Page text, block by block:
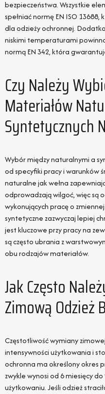
bezpieczeństwa. Wszystkie
spełniać normę EN ISO
dla odzieży ochronnej.
niskimi temperaturami
normą EN 342, która
Czy Należy
Materiałów
Syntetycznych
Wybór między naturalnymi a
od specyfiki pracy i warunków
naturalne jak wełna
odprowadzają wilgoć, więc są
wykonujących pracę o
syntetyczne zazwyczaj lepiej
jest kluczowe przy pracy na
są często ubrania z
obu rodzajów materiałów.
Jak Często
Zimową Odzież
Częstotliwość wymiany
intensywności użytkowania i
ochronna ma określony okres
zwykle wynosi od 6 miesięcy
użytkowaniu. Jeśli odzież